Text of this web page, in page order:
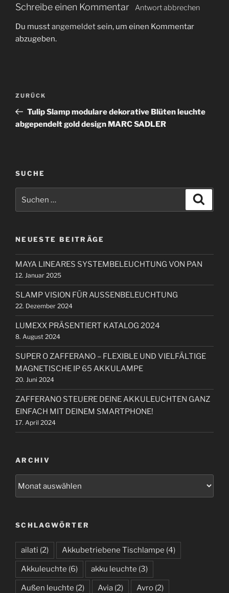
Schreibe einen Kommentar Antwort abbrechen
Du musstangemeldetsein, um einen Kommentar
abzugeben.
g
s
g
a
t
i
o
n
V
o
r
i
i
t
r
a
g
ZURÜCK
Tulip Slamp modulare dekorative Blüten leuchte
abgependelt gold design MARC SADLER
SUCHE
e
n
n
a
c
h
:
c
NEUESTE BEITRÄGE
MAYA LINEARES SYSTEMBELEUCHTUNG VON PAN
12. Januar 2025
SLAMP VISION FÜR AUSSENBELEUCHTUNG
22. Dezember 2024
LUMEXX PRÄSENTIERT KATALOG 2024
8. August 2024
SUPER O ZAFFERANO – FLEXIBLE UND VIELFÄLTIGE
MAGNETISCHE IP 65 AKKULAMPE
20. Juni 2024
ZAFFERANO STEUERE DEINE AKKULEUCHTEN GANZ
EINFACH MIT DEINEM SMARTPHONE!
17. April 2024
ARCHIV
i
v
SCHLAGWÖRTER
ailati (2) Akkubetriebene Tischlampe (4)
Akkuleuchte (6) akku leuchte (3)
Außen leuchte (2) Avia (2) Avro (2)